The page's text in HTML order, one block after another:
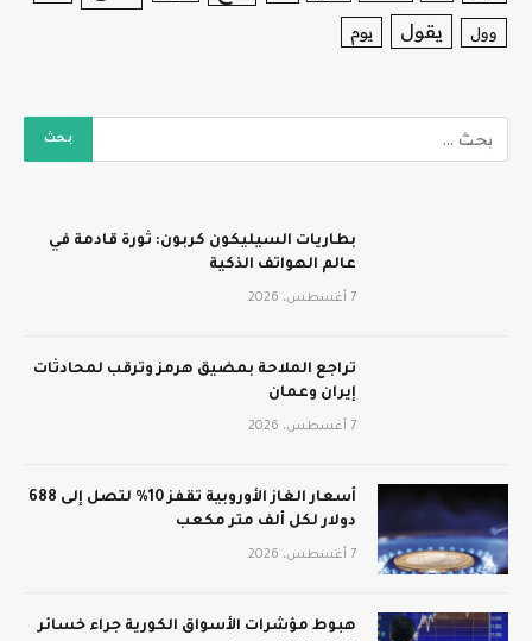
وول يقول يوم
بطاريات السيليكون كربون: ثورة قادمة في
عالم الهواتف الذكية
7 أغسطس، 2026
تراجع الملاحة بمضيق هرمز وترقب لمحادثات
إيران وعمان
7 أغسطس، 2026
أسعار الغاز الأوروبية تقفز 10% لتصل إلى 688
دولار لكل ألف متر مكعب
7 أغسطس، 2026
هبوط مؤشرات الأسواق الكورية جراء خسائر